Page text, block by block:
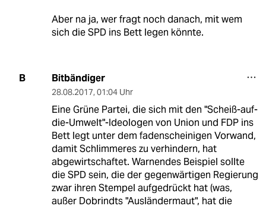
Aber na ja, wer fragt noch danach, mit wem
sich die SPD ins Bett legen könnte.
B Bitbändiger
28.08.2017, 01:04 Uhr
Eine Grüne Partei, die sich mit den "Scheiß-auf-
die-Umwelt"-Ideologen von Union und FDP ins
Bett legt unter dem fadenscheinigen Vorwand,
damit Schlimmeres zu verhindern, hat
abgewirtschaftet. Warnendes Beispiel sollte
die SPD sein, die der gegenwärtigen Regierung
zwar ihren Stempel aufgedrückt hat (was,
außer Dobrindts "Ausländermaut", hat die